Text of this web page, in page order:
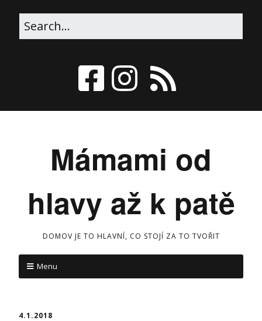
Mámami od
hlavy až k patě
DOMOV JE TO HLAVNÍ, CO STOJÍ ZA TO TVOŘIT
Menu
4.1.2018